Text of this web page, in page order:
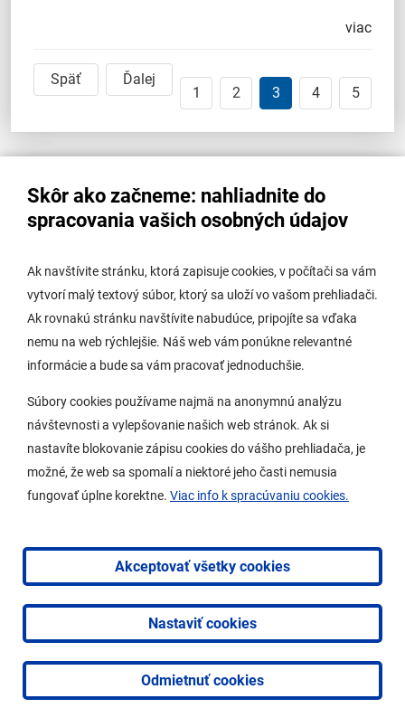
Skôr ako začneme: nahliadnite do
spracovania vašich osobných údajov
Ak navštívite stránku, ktorá zapisuje cookies, v počítači sa vám
vytvorí malý textový súbor, ktorý sa uloží vo vašom prehliadači.
Ak rovnakú stránku navštívite nabudúce, pripojíte sa vďaka
nemu na web rýchlejšie. Náš web vám ponúkne relevantné
informácie a bude sa vám pracovať jednoduchšie.
Súbory cookies používame najmä na anonymnú analýzu
návštevnosti a vylepšovanie našich web stránok. Ak si
nastavíte blokovanie zápisu cookies do vášho prehliadača, je
možné, že web sa spomalí a niektoré jeho časti nemusia
fungovať úplne korektne. Viac info k spracúvaniu cookies.
Akceptovať všetky cookies
Nastaviť cookies
Odmietnuť cookies
viac
Späť Ďalej
1 2 3 4 5
Klientske centrum
pobytu:
Pondelok
07:30 - 12:00
13:00 - 17:00
Utorok
07:30 - 12:00
13:00 - 14:00
Streda
07:30 - 12:00
13:00 - 17:00
Štvrtok
nestránkový deň
Podateľňa, informácie:
Pondelok
07:30 - 12:00
13:00 - 17:00
Utorok
07:30 - 12:00
13:00 - 14:00
Štvrtok
07:30 - 12:00 *
13:00 - 14:00 *
07:30 - 12:00
13:00 - 14:00 *
* cez okienko, telefón, e-mail
08:00 - 12:00